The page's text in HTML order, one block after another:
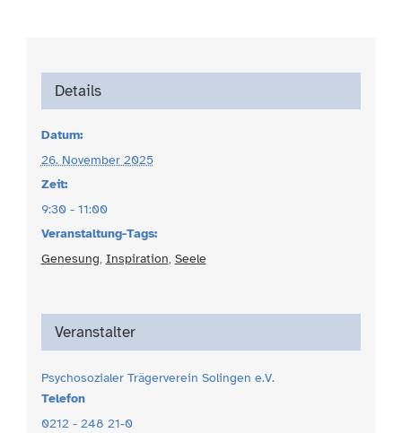
Details
Datum:
26. November 2025
Zeit:
9:30 - 11:00
Veranstaltung-Tags:
Genesung, Inspiration, Seele
Veranstalter
Psychosozialer Trägerverein Solingen e.V.
Telefon
0212 - 248 21-0